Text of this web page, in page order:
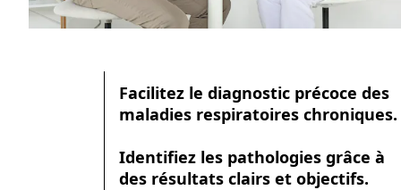
Facilitez le diagnostic précoce des
maladies respiratoires chroniques.
Identifiez les pathologies grâce à
des résultats clairs et objectifs.